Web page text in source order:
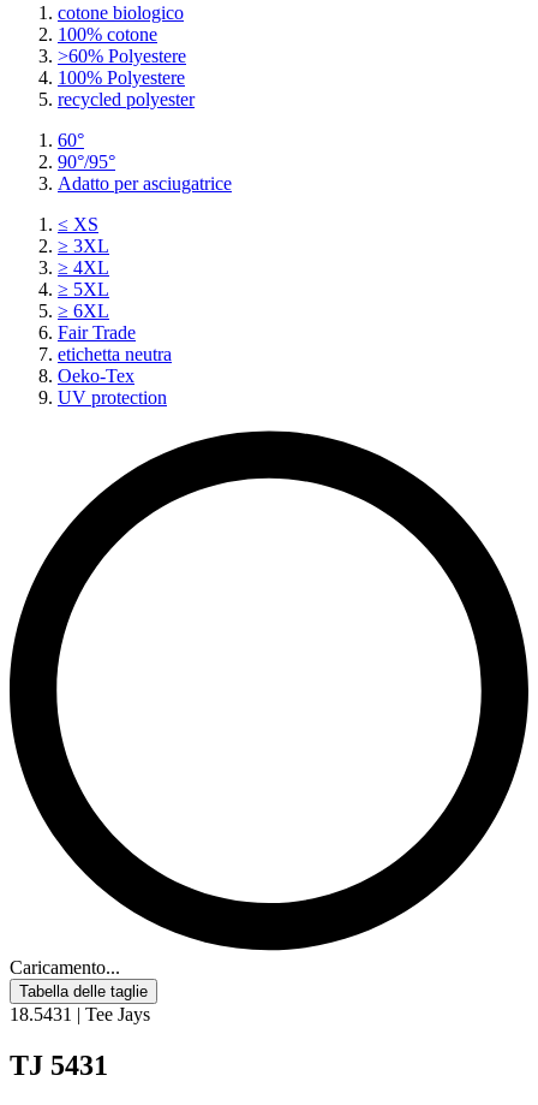
cotone biologico
100% cotone
>60% Polyestere
100% Polyestere
recycled polyester
60°
90°/95°
Adatto per asciugatrice
≤ XS
≥ 3XL
≥ 4XL
≥ 5XL
≥ 6XL
Fair Trade
etichetta neutra
Oeko-Tex
UV protection
Caricamento...
Tabella delle taglie
18.5431 | Tee Jays
TJ 5431